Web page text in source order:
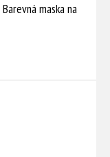
maska na